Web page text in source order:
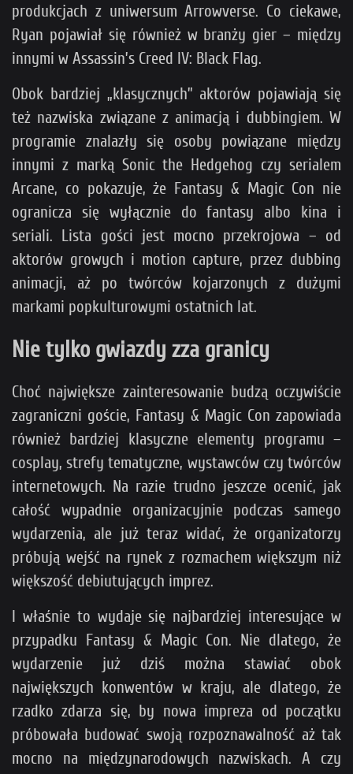
produkcjach z uniwersum Arrowverse. Co ciekawe,
Ryan pojawiał się również w branży gier – między
innymi w Assassin’s Creed IV: Black Flag.
Obok bardziej „klasycznych” aktorów pojawiają się
też nazwiska związane z animacją i dubbingiem. W
programie znalazły się osoby powiązane między
innymi z marką Sonic the Hedgehog czy serialem
Arcane, co pokazuje, że Fantasy & Magic Con nie
ogranicza się wyłącznie do fantasy albo kina i
seriali. Lista gości jest mocno przekrojowa – od
aktorów growych i motion capture, przez dubbing
animacji, aż po twórców kojarzonych z dużymi
markami popkulturowymi ostatnich lat.
Nie tylko gwiazdy zza granicy
Choć największe zainteresowanie budzą oczywiście
zagraniczni goście, Fantasy & Magic Con zapowiada
również bardziej klasyczne elementy programu –
cosplay, strefy tematyczne, wystawców czy twórców
internetowych. Na razie trudno jeszcze ocenić, jak
całość wypadnie organizacyjnie podczas samego
wydarzenia, ale już teraz widać, że organizatorzy
próbują wejść na rynek z rozmachem większym niż
większość debiutujących imprez.
I właśnie to wydaje się najbardziej interesujące w
przypadku Fantasy & Magic Con. Nie dlatego, że
wydarzenie już dziś można stawiać obok
największych konwentów w kraju, ale dlatego, że
rzadko zdarza się, by nowa impreza od początku
próbowała budować swoją rozpoznawalność aż tak
mocno na międzynarodowych nazwiskach. A czy